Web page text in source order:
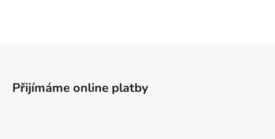
Přijímáme online platby